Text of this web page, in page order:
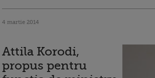
4 martie 2014
Attila Korodi,
propus pentru